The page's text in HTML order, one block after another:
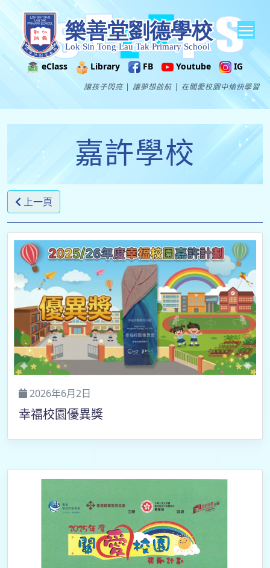
eClass Library FB Youtube IG
讓孩子閃亮 | 讓夢想啟航 | 在關愛校園中愉快學習
嘉許學校
上一頁
2026年6月2日
幸福校園優異獎